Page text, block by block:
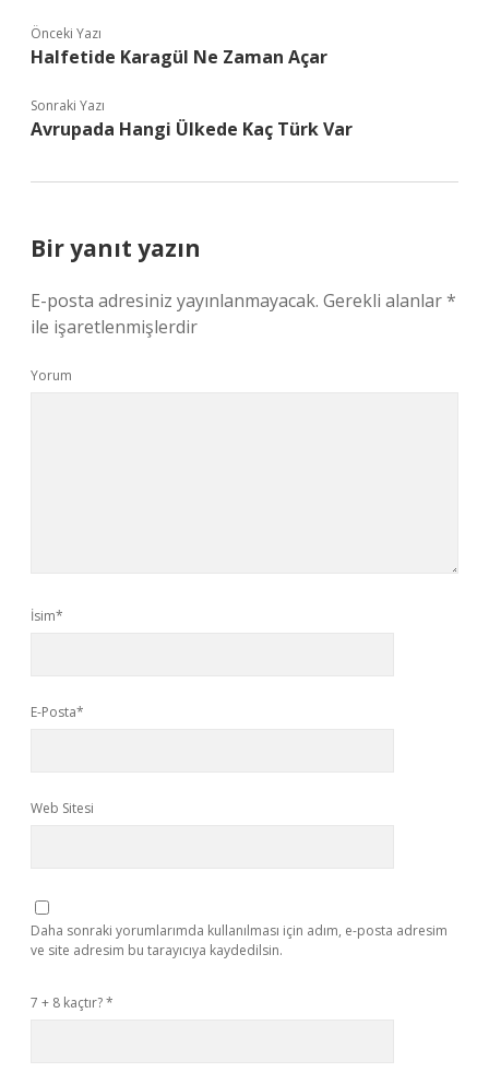
Önceki Yazı
Halfetide Karagül Ne Zaman Açar
Sonraki Yazı
Avrupada Hangi Ülkede Kaç Türk Var
Bir yanıt yazın
E-posta adresiniz yayınlanmayacak. Gerekli alanlar*
ile işaretlenmişlerdir
Yorum
İsim*
E-Posta*
Web Sitesi
Daha sonraki yorumlarımda kullanılması için adım, e-posta adresim
ve site adresim bu tarayıcıya kaydedilsin.
7 + 8 kaçtır?*